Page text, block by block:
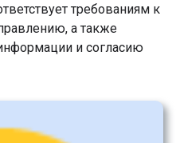
требованиям к
а также
и согласию